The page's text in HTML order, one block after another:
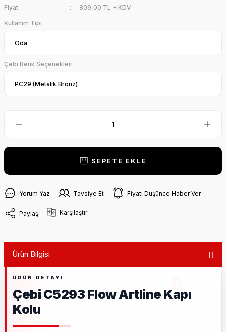
Fiyat
809,00 TL + KDV
Kullanım Tipi
Çebi Renk Seçenekleri
SEPETE EKLE
Yorum Yaz Tavsiye Et Fiyatı Düşünce Haber Ver
Paylaş Karşılaştır
Ürün Bilgisi
Çebi C5293 Flow Artline Kapı
Kolu